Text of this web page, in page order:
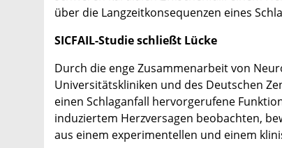
über die Langzeitkonsequenzen eines
SICFAIL-Studie schließt Lücke
Durch die enge Zusammenarbeit von
Universitätskliniken und des Deutschen
einen Schlaganfall hervorgerufene
induziertem Herzversagen beobachten,
aus einem experimentellen und einem